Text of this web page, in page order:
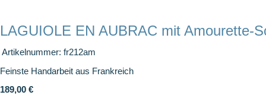
LAGUIOLE EN AUBRAC mit Amourette-
Artikelnummer: fr212am
Feinste Handarbeit aus Frankreich
189,00 €